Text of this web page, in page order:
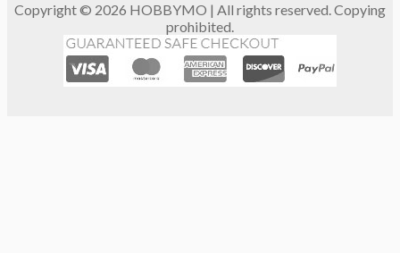
Copyright © 2026 HOBBYMO | All rights reserved. Copying
prohibited.